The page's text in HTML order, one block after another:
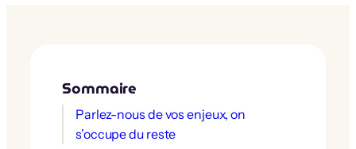
Sommaire
Parlez-nous de vos enjeux, on
s’occupe du reste